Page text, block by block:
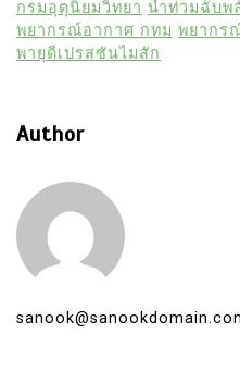
กรมอุตุนิยมวิทยา น้ำท่วมฉับพ
พยากรณ์อากาศ กทม พยากร
พายุดีเปรสชันไมสัก
Author